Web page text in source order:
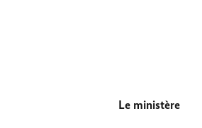
Le ministère